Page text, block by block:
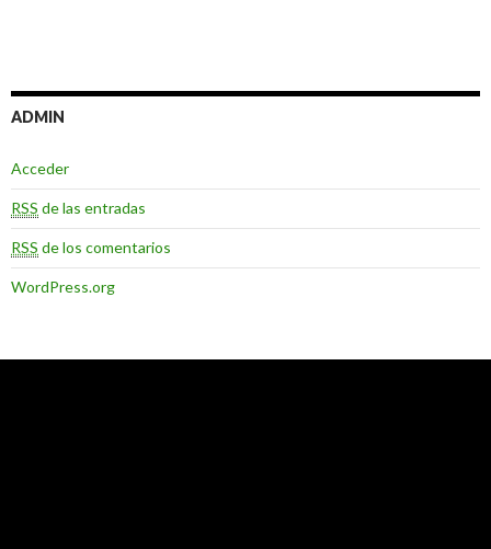
ADMIN
Acceder
RSS de las entradas
RSS de los comentarios
WordPress.org